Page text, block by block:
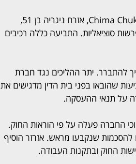
בפני השופטת מרב חבקין נדונה תביעתו של Chima Chukwemeka Gregory, אזרח ניגריה בן 51,
הפרשות סוציאליות. התביעה כללה רכיבים
להתברר. יתר ההליכים נגד חברת
שהובאו בפני בית הדין מדגישים את
על תנאי ההעסקה.
החברה פעלה על פי הוראות החוק.
להסכמות שנקבעו מראש. אזרזר הוסיף
החוק ובתקנות העבודה.